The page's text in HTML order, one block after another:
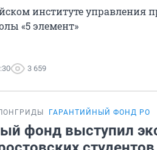
институте управления
«5 элемент»
3 659
ГАРАНТИЙНЫЙ ФОНД РО
фонд выступил